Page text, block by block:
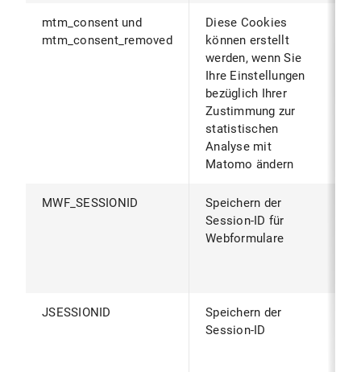
mtm_consent und
mtm_consent_removed
Diese Cookies
können erstellt
werden, wenn Sie
Ihre Einstellungen
bezüglich Ihrer
Zustimmung zur
statistischen
Analyse mit
Matomo ändern
MWF_SESSIONID
Speichern der
Session-ID für
Webformulare
JSESSIONID
Speichern der
Session-ID